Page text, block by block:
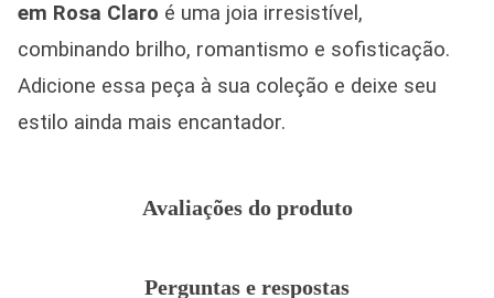
em Rosa Claro é uma joia irresistível,
combinando brilho, romantismo e sofisticação.
Adicione essa peça à sua coleção e deixe seu
estilo ainda mais encantador.
Avaliações do produto
Perguntas e respostas